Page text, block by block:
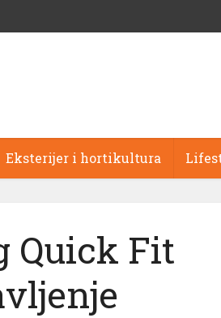
Eksterijer i hortikultura
Quick Fit